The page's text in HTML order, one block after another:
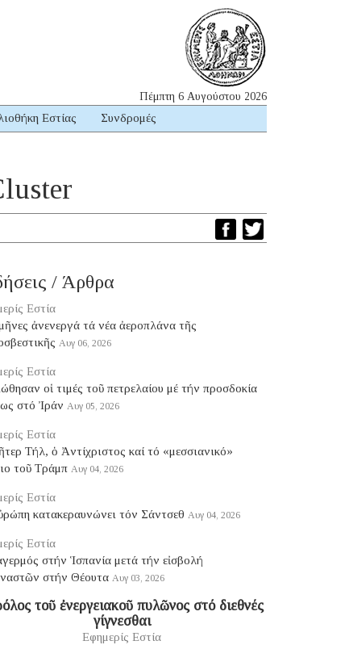
Πέμπτη 6 Αυγούστου 2026
Εστίας Συνδρομές
/ Άρθρα
Εστία
μῆνες ἀνενεργά τά νέα ἀεροπλάνα τῆς
Αυγ 06, 2026
Εστία
οἱ τιμές τοῦ πετρελαίου μέ τήν προσδοκία
στό Ἰράν Αυγ 05, 2026
Εστία
Τήλ, ὁ Ἀντίχριστος καί τό «μεσσιανικό»
τοῦ Τράμπ Αυγ 04, 2026
Εστία
κατακεραυνώνει τόν Σάντσεθ Αυγ 04, 2026
Εστία
στήν Ἱσπανία μετά τήν εἰσβολή
στήν Θέουτα Αυγ 03, 2026
τοῦ ἐνεργειακοῦ πυλῶνος στό διεθνές
γίγνεσθαι
Εφημερίς Εστία